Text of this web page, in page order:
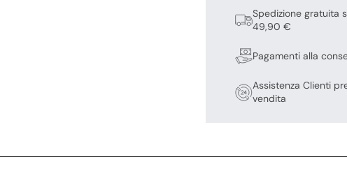
Spedizione gratuita
49,90 €
Pagamenti alla
Assistenza Clienti
vendita